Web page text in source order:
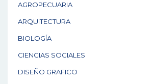
AGROPECUARIA
ARQUITECTURA
BIOLOGÍA
CIENCIAS SOCIALES
DISEÑO GRAFICO